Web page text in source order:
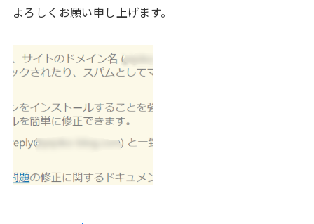
よろしくお願い申し上げます。